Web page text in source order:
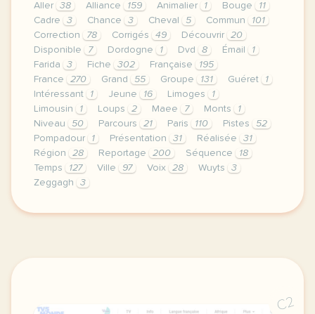
Aller
38 Alliance 159 Animalier 1 Bouge
11
Cadre
3 Chance 3 Cheval 5 Commun
101
Correction
78 Corrigés 49 Découvrir
20
Disponible
7 Dordogne 1 Dvd 8 Émail
1
Farida
3 Fiche 302 Française
195
France
270 Grand 55 Groupe 131 Guéret
1
Intéressant
1 Jeune 16 Limoges
1
Limousin
1 Loups 2 Maee 7 Monts
1
Niveau
50 Parcours 21 Paris 110 Pistes
52
Pompadour
1 Présentation 31 Réalisée
31
Région
28 Reportage 200 Séquence
18
Temps
127 Ville 97 Voix 28 Wuyts
3
Zeggagh
3
le respect de votre vie privee est une priorite
C2